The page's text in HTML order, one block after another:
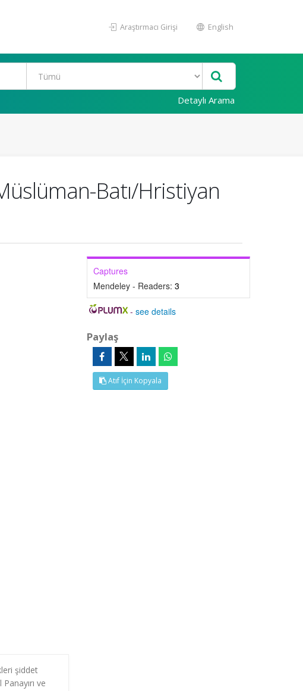
Araştırmacı Girişi English
Detaylı Arama
Batı/Hristiyan
şiddet
ve
Captures
Mendeley - Readers: 3
-see details
Paylaş
Atıf İçin Kopyala